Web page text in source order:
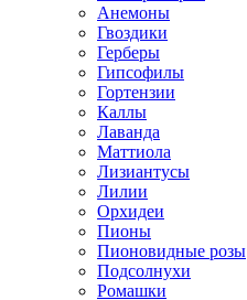
Анемоны
Гвоздики
Герберы
Гипсофилы
Гортензии
Каллы
Лаванда
Маттиола
Лизиантусы
Лилии
Орхидеи
Пионы
Пионовидные розы
Подсолнухи
Ромашки